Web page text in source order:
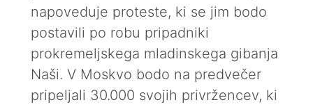
napoveduje proteste, ki se jim bodo
postavili po robu pripadniki
prokremeljskega mladinskega gibanja
Naši. V Moskvo bodo na predvečer
pripeljali 30.000 svojih privržencev, ki